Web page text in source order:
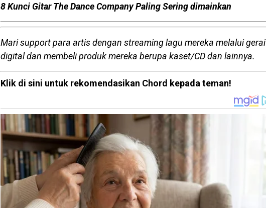
8 Kunci Gitar The Dance Company Paling Sering dimainkan
Mari support para artis dengan streaming lagu mereka melalui gerai
digital dan membeli produk mereka berupa kaset/CD dan lainnya.
Klik di sini untuk rekomendasikan Chord kepada teman!